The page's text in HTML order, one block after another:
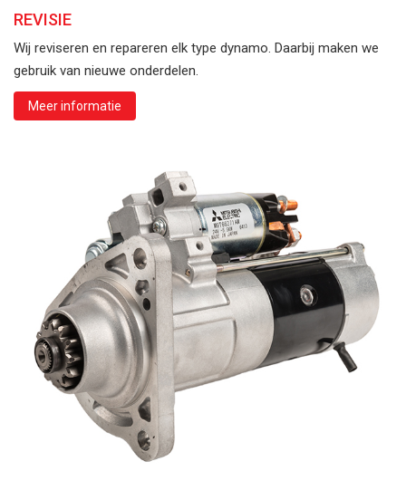
REVISIE
Wij reviseren en repareren elk type dynamo. Daarbij maken we
gebruik van nieuwe onderdelen.
Meer informatie